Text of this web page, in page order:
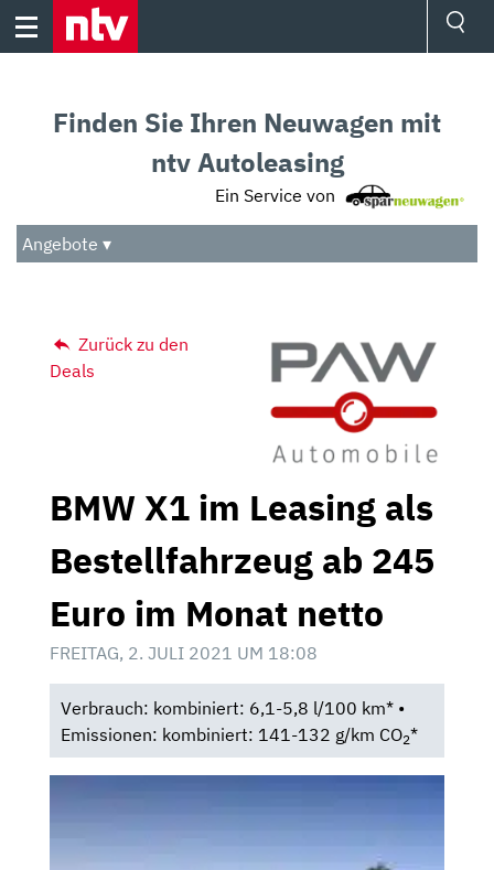
Skip
Audio
Das Beste
Finden Sie Ihren Neuwagen mit
ntv Autoleasing
Ein Service von
Angebote ▾
Zurück zu den
Deals
BMW X1 im Leasing als
Bestellfahrzeug ab 245
Euro im Monat netto
FREITAG, 2. JULI 2021 UM 18:08
Verbrauch: kombiniert: 6,1-5,8 l/100 km* •
Emissionen: kombiniert: 141-132 g/km CO2*